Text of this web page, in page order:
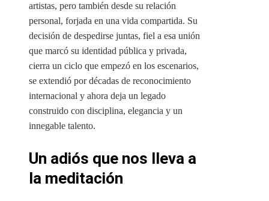
artistas, pero también desde su relación
personal, forjada en una vida compartida. Su
decisión de despedirse juntas, fiel a esa unión
que marcó su identidad pública y privada,
cierra un ciclo que empezó en los escenarios,
se extendió por décadas de reconocimiento
internacional y ahora deja un legado
construido con disciplina, elegancia y un
innegable talento.
Un adiós que nos lleva a
la meditación